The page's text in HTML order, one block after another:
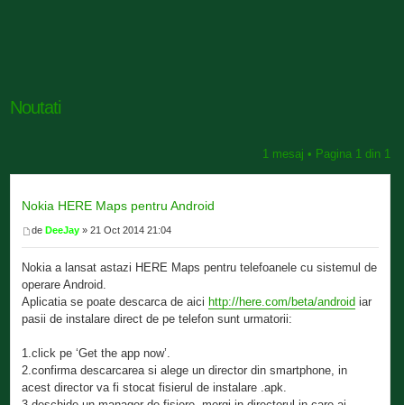
Noutati
1 mesaj • Pagina 1din 1
Nokia HERE Maps pentru Android
deDeeJay » 21 Oct 2014 21:04
Nokia a lansat astazi HERE Maps pentru telefoanele cu sistemul de
operare Android.
Aplicatia se poate descarca de aicihttp://here.com/beta/android iar
pasii de instalare direct de pe telefon sunt urmatorii:
1.click pe ‘Get the app now’.
2.confirma descarcarea si alege un director din smartphone, in
acest director va fi stocat fisierul de instalare .apk.